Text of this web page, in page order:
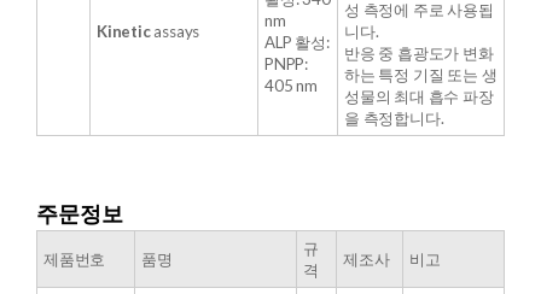
Kineticassays
nm
ALP 활성:
PNPP:
405 nm
성 측정에 주로 사용됩
니다.
반응 중 흡광도가 변화
하는 특정 기질 또는 생
성물의 최대 흡수 파장
을 측정합니다.
주문정보
​제품번호 품명
규
격
제조사 비고